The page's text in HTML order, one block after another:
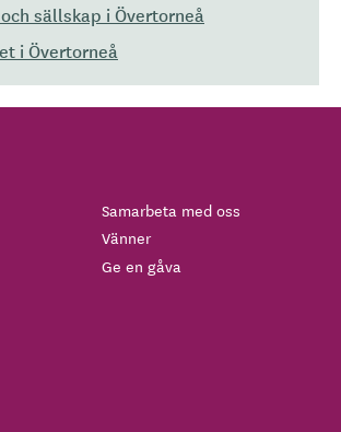
sällskap i Övertorneå
i Övertorneå
Samarbeta med oss
Vänner
Ge en gåva